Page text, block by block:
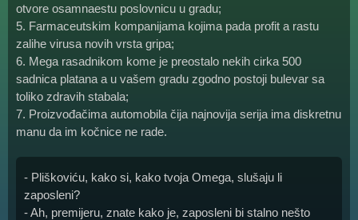
otvore osamnaestu poslovnicu u gradu;
5. Farmaceutskim kompanijama kojima pada profit a rastu
zalihe virusa novih vrsta gripa;
6. Mega rasadnikom kome je preostalo nekih cirka 500
sadnica platana a u vašem gradu zgodno postoji bulevar sa
toliko zdravih stabala;
7. Proizvođačima automobila čija najnovija serija ima diskretnu
manu da im kočnice ne rade.
- Pliškoviću, kako si, kako tvoja Omega, slušaju li
zaposleni?
- Ah, premijeru, znate kako je, zaposleni bi stalno nešto